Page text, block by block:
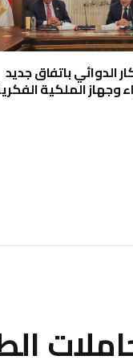
الدوائي باتفاق جديد
وجهاز الملكية